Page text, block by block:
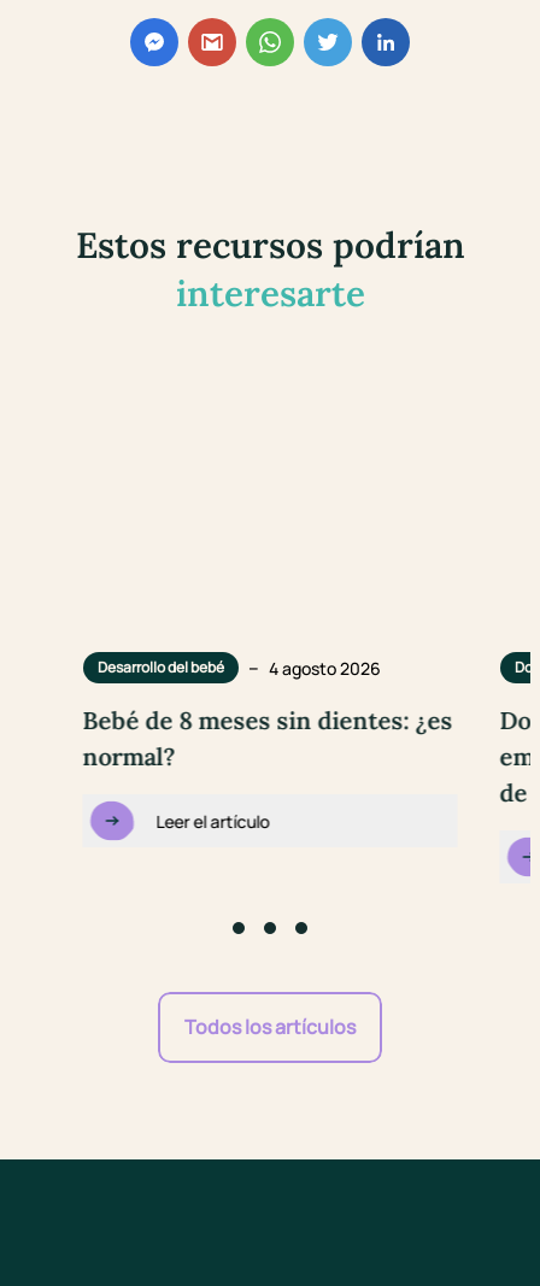
Estos recursos podrían
interesarte
Desarrollo del bebé – 4 agosto 2026
Bebé de 8 meses sin dientes: ¿es
normal?
Leer el artículo
de
Todos los artículos